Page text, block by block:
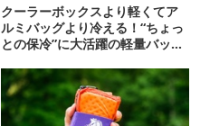
クーラーボックスより軽くてア
ルミバッグより冷える！“ちょっ
との保冷”に大活躍の軽量バッグ